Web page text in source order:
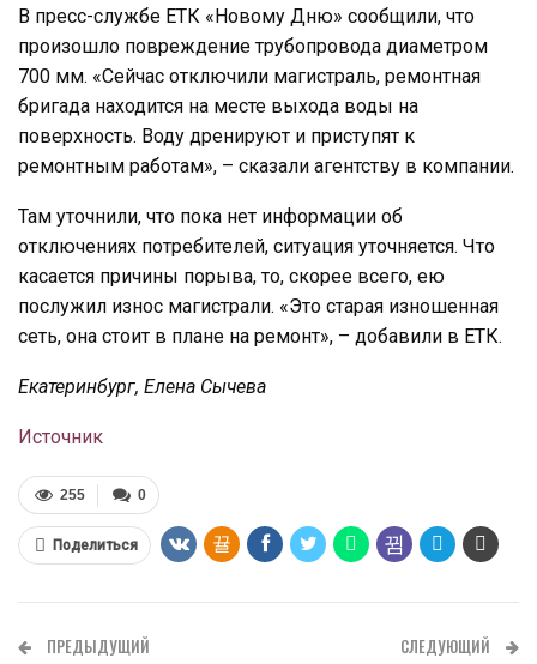
В пресс-службе ЕТК «Новому Дню» сообщили, что
произошло повреждение трубопровода диаметром
700 мм. «Сейчас отключили магистраль, ремонтная
бригада находится на месте выхода воды на
поверхность. Воду дренируют и приступят к
ремонтным работам», – сказали агентству в компании.
Там уточнили, что пока нет информации об
отключениях потребителей, ситуация уточняется. Что
касается причины порыва, то, скорее всего, ею
послужил износ магистрали. «Это старая изношенная
сеть, она стоит в плане на ремонт», – добавили в ЕТК.
Екатеринбург, Елена Сычева
Источник
0
255
Поделиться
ПРЕДЫДУЩИЙ СЛЕДУЮЩИЙ